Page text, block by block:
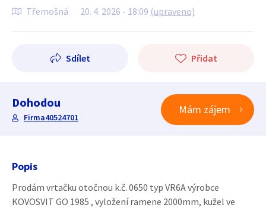
Třemošná 20. 4. 2026 - 18:09 (upraveno)
Sdílet Přidat
Dohodou
Firma40524701
Mám zájem
Popis
Prodám vrtačku otočnou k.č. 0650 typ VR6A výrobce
KOVOSVIT GO 1985 , vyložení ramene 2000mm, kužel ve